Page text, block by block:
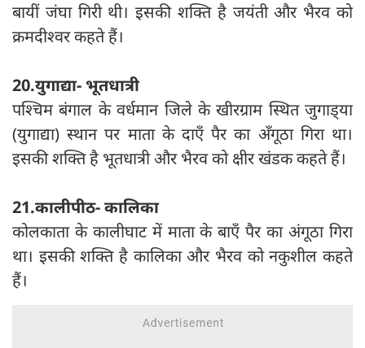
बायीं जंघा गिरी थी। इसकी शक्ति है जयंती और भैरव को
क्रमदीश्वर कहते हैं।
20.युगाद्या- भूतधात्री
पश्चिम बंगाल के वर्धमान जिले के खीरग्राम स्थित जुगाड्‍या
(युगाद्या) स्थान पर माता के दाएँ पैर का अँगूठा गिरा था।
इसकी शक्ति है भूतधात्री और भैरव को क्षीर खंडक कहते हैं।
21.कालीपीठ- कालिका
कोलकाता के कालीघाट में माता के बाएँ पैर का अंगूठा गिरा
था। इसकी शक्ति है कालिका और भैरव को नकुशील कहते
हैं।